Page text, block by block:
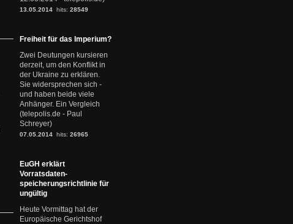
13.05.2014 hits: 28549
Freiheit für das Imperium?
Zwei Deutungen kursieren
derzeit, um den Konflikt in
der Ukraine zu erklären.
Sie widersprechen sich -
und haben beide viele
Anhänger. Ein Vergleich
(telepolis.de - Paul
Schreyer)
07.05.2014 hits: 26965
EuGH erklärt
Vorratsdaten-
speicherungsrichtlinie für
ungültig
Heute Vormittag hat der
Europäische Gerichtshof